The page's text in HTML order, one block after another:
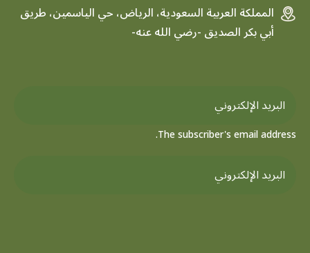
المملكة العربية السعودية، الرياض، حي الياسمين، طريق
أبي بكر الصديق -رضي الله عنه-
The subscriber's email address.